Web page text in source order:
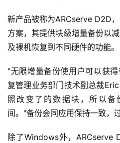
新产品被称为ARCserve D2D
方案，其提供块级增量备份以
及裸机恢复到不同硬件的功能。
"无限增量备份使用户可以获
复管理业务部门技术副总裁
照改变了的数据块，所以
间。"备份会同应用保持一致，
除了Windows外，ARCserve